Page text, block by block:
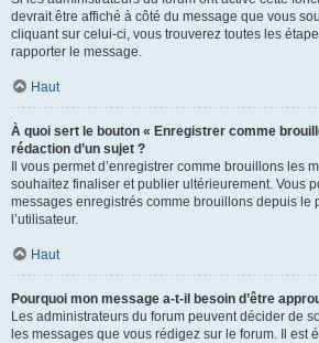
devrait être affiché à côté du message que vous
cliquant sur celui-ci, vous trouverez toutes les
rapporter le message.
Haut
À quoi sert le bouton « Enregistrer comme
rédaction d’un sujet ?
Il vous permet d’enregistrer comme brouillons les
souhaitez finaliser et publier ultérieurement. Vous
messages enregistrés comme brouillons depuis le
l’utilisateur.
Haut
Pourquoi mon message a-t-il besoin d’être
Les administrateurs du forum peuvent décider de
les messages que vous rédigez sur le forum. Il est